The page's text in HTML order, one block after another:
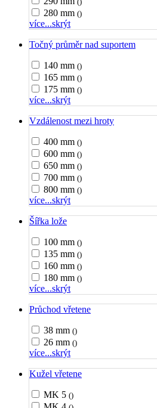
280 mm ()
více...skrýt
Točný průměr nad suportem
140 mm ()
165 mm ()
175 mm ()
více...skrýt
Vzdálenost mezi hroty
400 mm ()
600 mm ()
650 mm ()
700 mm ()
800 mm ()
více...skrýt
Šířka lože
100 mm ()
135 mm ()
160 mm ()
180 mm ()
více...skrýt
Průchod vřetene
38 mm ()
26 mm ()
více...skrýt
Kužel vřetene
MK 5 ()